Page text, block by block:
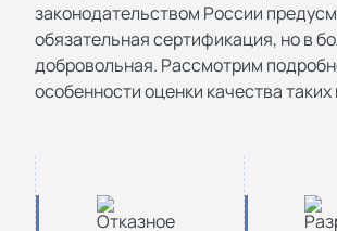
законодательством России
обязательная сертификация, но в
добровольная. Рассмотрим
особенности оценки качества таких